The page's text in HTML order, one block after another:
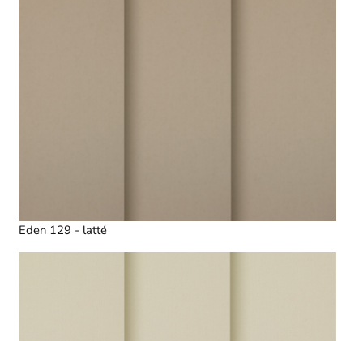
Eden 129 - latté